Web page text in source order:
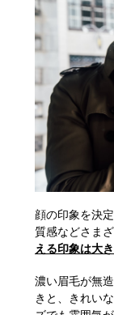
顔の印象を決
質感などさま
える印象は大
濃い眉毛が無
きと、きれい